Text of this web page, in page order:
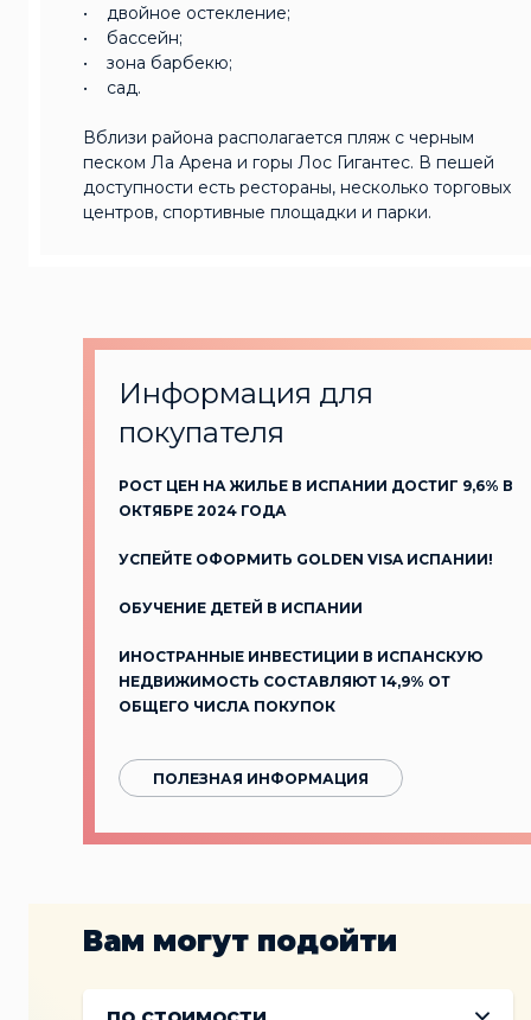
• двойное остекление;
• бассейн;
• зона барбекю;
• сад.
Вблизи района располагается пляж с черным
песком Ла Арена и горы Лос Гигантес. В пешей
доступности есть рестораны, несколько торговых
центров, спортивные площадки и парки.
Информация для
покупателя
РОСТ ЦЕН НА ЖИЛЬЕ В ИСПАНИИ ДОСТИГ 9,6% В
ОКТЯБРЕ 2024 ГОДА
УСПЕЙТЕ ОФОРМИТЬ GOLDEN VISA ИСПАНИИ!
ОБУЧЕНИЕ ДЕТЕЙ В ИСПАНИИ
ИНОСТРАННЫЕ ИНВЕСТИЦИИ В ИСПАНСКУЮ
НЕДВИЖИМОСТЬ СОСТАВЛЯЮТ 14,9% ОТ
ОБЩЕГО ЧИСЛА ПОКУПОК
ПОЛЕЗНАЯ ИНФОРМАЦИЯ
Вам могут подойти